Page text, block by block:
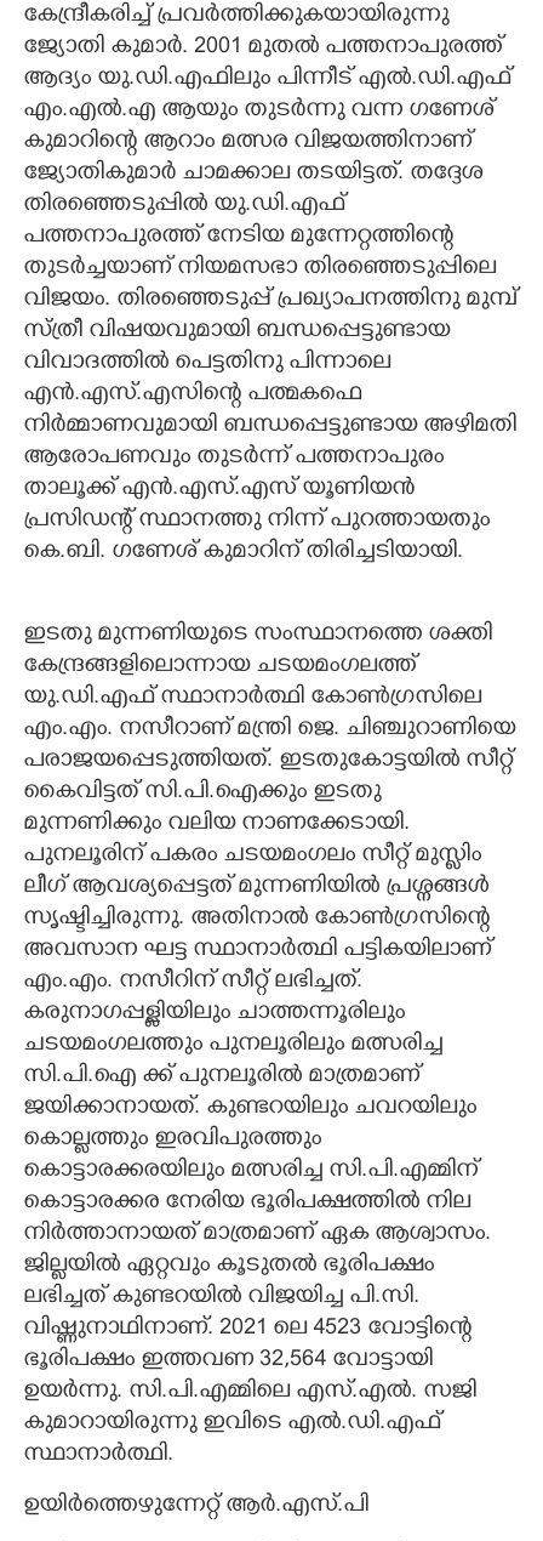
കേന്ദ്രീകരിച്ച് പ്രവർത്തിക്കുകയായിരുന്നു
ജ്യോതി കുമാർ. 2001 മുതൽ പത്തനാപുരത്ത്
ആദ്യം യു.ഡി.എഫിലും പിന്നീട് എൽ.ഡി.എഫ്
എം.എൽ.എ ആയും തുടർന്നു വന്ന ഗണേശ്
കുമാറിന്റെ ആറാം മത്സര വിജയത്തിനാണ്
ജ്യോതികുമാർ ചാമക്കാല തടയിട്ടത്. തദ്ദേശ
തിരഞ്ഞെടുപ്പിൽ യു.ഡി.എഫ്
പത്തനാപുരത്ത് നേടിയ മുന്നേറ്റത്തിന്റെ
തുടർച്ചയാണ് നിയമസഭാ തിരഞ്ഞെടുപ്പിലെ
വിജയം. തിരഞ്ഞെടുപ്പ് പ്രഖ്യാപനത്തിനു മുമ്പ്
സ്ത്രീ വിഷയവുമായി ബന്ധപ്പെട്ടുണ്ടായ
വിവാദത്തിൽ പെട്ടതിനു പിന്നാലെ
എൻ.എസ്.എസിന്റെ പത്മകഫെ
നിർമ്മാണവുമായി ബന്ധപ്പെട്ടുണ്ടായ അഴിമതി
ആരോപണവും തുടർന്ന് പത്തനാപുരം
താലൂക്ക് എൻ.എസ്.എസ് യൂണിയൻ
പ്രസിഡന്റ് സ്ഥാനത്തു നിന്ന് പുറത്തായതും
കെ.ബി. ഗണേശ് കുമാറിന് തിരിച്ചടിയായി.
ഇടതു മുന്നണിയുടെ സംസ്ഥാനത്തെ ശക്തി
കേന്ദ്രങ്ങളിലൊന്നായ ചടയമംഗലത്ത്
യു.ഡി.എഫ് സ്ഥാനാർത്ഥി കോൺഗ്രസിലെ
എം.എം. നസീറാണ് മന്ത്രി ജെ. ചിഞ്ചുറാണിയെ
പരാജയപ്പെടുത്തിയത്. ഇടതുകോട്ടയിൽ സീറ്റ്
കൈവിട്ടത് സി.പി.ഐക്കും ഇടതു
മുന്നണിക്കും വലിയ നാണക്കേടായി.
പുനലൂരിന് പകരം ചടയമംഗലം സീറ്റ് മുസ്ലിം
ലീഗ് ആവശ്യപ്പെട്ടത് മുന്നണിയിൽ പ്രശ്നങ്ങൾ
സൃഷ്ടിച്ചിരുന്നു. അതിനാൽ കോൺഗ്രസിന്റെ
അവസാന ഘട്ട സ്ഥാനാർത്ഥി പട്ടികയിലാണ്
എം.എം. നസീറിന് സീറ്റ് ലഭിച്ചത്.
കരുനാഗപ്പള്ളിയിലും ചാത്തന്നൂരിലും
ചടയമംഗലത്തും പുനലൂരിലും മത്സരിച്ച
സി.പി.ഐ ക്ക് പുനലൂരിൽ മാത്രമാണ്
ജയിക്കാനായത്. കുണ്ടറയിലും ചവറയിലും
കൊല്ലത്തും ഇരവിപുരത്തും
കൊട്ടാരക്കരയിലും മത്സരിച്ച സി.പി.എമ്മിന്
കൊട്ടാരക്കര നേരിയ ഭൂരിപക്ഷത്തിൽ നില
നിർത്താനായത് മാത്രമാണ് ഏക ആശ്വാസം.
ജില്ലയിൽ ഏറ്റവും കൂടുതൽ ഭൂരിപക്ഷം
ലഭിച്ചത് കുണ്ടറയിൽ വിജയിച്ച പി.സി.
വിഷ്ണുനാഥിനാണ്. 2021 ലെ 4523 വോട്ടിന്റെ
ഭൂരിപക്ഷം ഇത്തവണ 32,564 വോട്ടായി
ഉയർന്നു. സി.പി.എമ്മിലെ എസ്.എൽ. സജി
കുമാറായിരുന്നു ഇവിടെ എൽ.ഡി.എഫ്
സ്ഥാനാർത്ഥി.
ഉയിർത്തെഴുന്നേറ്റ് ആർ.എസ്.പി